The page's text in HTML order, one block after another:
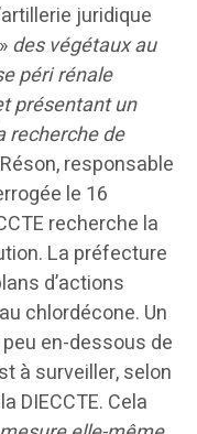
juridique
des végétaux au
péri rénale
présentant un
recherche de
responsable
le 16
recherche la
La préfecture
d’actions
chlordécone. Un
en-dessous de
à surveiller, selon
DIECCTE. Cela